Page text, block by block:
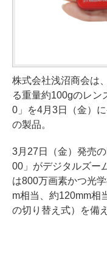
株式会社浅沼商会は
る重量約100gのレン
0」を4月3日（金）
の製品。
3月27日（金）発売
00」がデジタルズー
は800万画素かつ光
m相当、約120mm相
の切り替え式）を備